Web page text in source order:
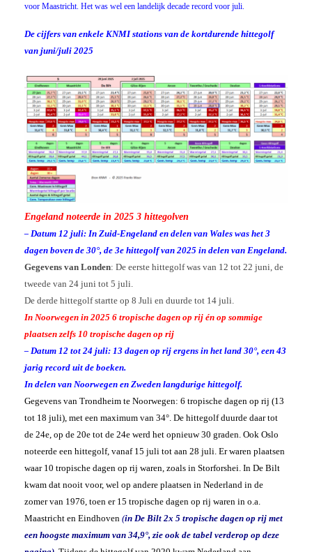
voor Maastricht. Het was wel een landelijk decade record voor juli.
De cijfers van enkele KNMI stations van de kortdurende hittegolf
van juni/juli 2025
Engeland noteerde in 2025 3 hittegolven
– Datum 12 juli: In Zuid-Engeland en delen van Wales was het 3
dagen boven de 30°, de 3e hittegolf van 2025 in delen van Engeland.
Gegevens van Londen: De eerste hittegolf was van 12 tot 22 juni, de
tweede van 24 juni tot 5 juli.
De derde hittegolf startte op 8 Juli en duurde tot 14 juli.
In Noorwegen in 2025 6 tropische dagen op rij én op sommige
plaatsen zelfs 10 tropische dagen op rij
– Datum 12 tot 24 juli: 13 dagen op rij ergens in het land 30°, een 43
jarig record uit de boeken.
In delen van Noorwegen en Zweden langdurige hittegolf.
Gegevens van Trondheim te Noorwegen: 6 tropische dagen op rij (13
tot 18 juli), met een maximum van 34°. De hittegolf duurde daar tot
de 24e, op de 20e tot de 24e werd het opnieuw 30 graden. Ook Oslo
noteerde een hittegolf, vanaf 15 juli tot aan 28 juli. Er waren plaatsen
waar 10 tropische dagen op rij waren, zoals in Storforshei. In De Bilt
kwam dat nooit voor, wel op andere plaatsen in Nederland in de
zomer van 1976, toen er 15 tropische dagen op rij waren in o.a.
Maastricht en Eindhoven (in De Bilt 2x 5 tropische dagen op rij met
een hoogste maximum van 34,9°, zie ook de tabel verderop op deze